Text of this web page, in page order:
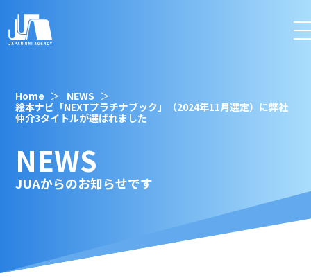
Home
NEWS
絵本ナビ「NEXTプラチナブック」（2024年11月選定）に弊社
仲介3タイトルが選ばれました
NEWS
JUAからのお知らせです